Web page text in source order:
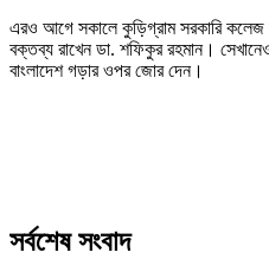
এরও আগে সকালে কুড়িগ্রাম সরকারি কলেজ
বক্তব্য রাখেন ডা. শফিকুর রহমান।
বাংলাদেশ গড়ার ওপর জোর দেন।
সর্বশেষ সংবাদ